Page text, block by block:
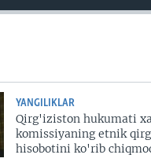
YANGILIKLAR
Qirg'iziston hukumati
komissiyaning etnik
hisobotini ko'rib